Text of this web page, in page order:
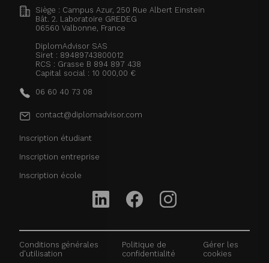
Siège : Campus Azur, 250 Rue Albert Einstein
Bât. 2. Laboratoire GREDEG
06560 Valbonne, France
DiplomAdvisor SAS
Siret : 89489743800012
RCS : Grasse B 894 897 438
Capital social : 10 000,00 €
06 60 40 73 08
contact@diplomadvisor.com
Inscription étudiant
Inscription entreprise
Inscription école
Conditions générales
d'utilisation
Politique de
confidentialité
Gérer les
cookies